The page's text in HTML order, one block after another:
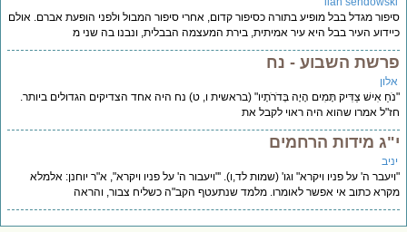
מגדל בבל מופיע בתורה כסיפור קדום, אחרי סיפור המבול ולפני הופעת אברם. אולם
העיר בבל היא עיר אמיתית, בירת המעצמה הבבלית, ונבנו בה שני מ
השבוע - נח
אִישׁ צַדִּיק תָּמִים הָיָה בְּדֹרֹתָיו" (בראשית ו, ט) נח היה אחד הצדיקים הגדולים ביותר.
אמרו שהוא היה ראוי לקבל את
מידות הרחמים
ה' על פניו ויקרא" וגו' (שמות לד,ו). '"ויעבור ה' על פניו ויקרא", א"ר יוחנן: אלמלא
כתוב אי אפשר לאומרו. מלמד שנתעטף הקב"ה כשליח צבור, והראה